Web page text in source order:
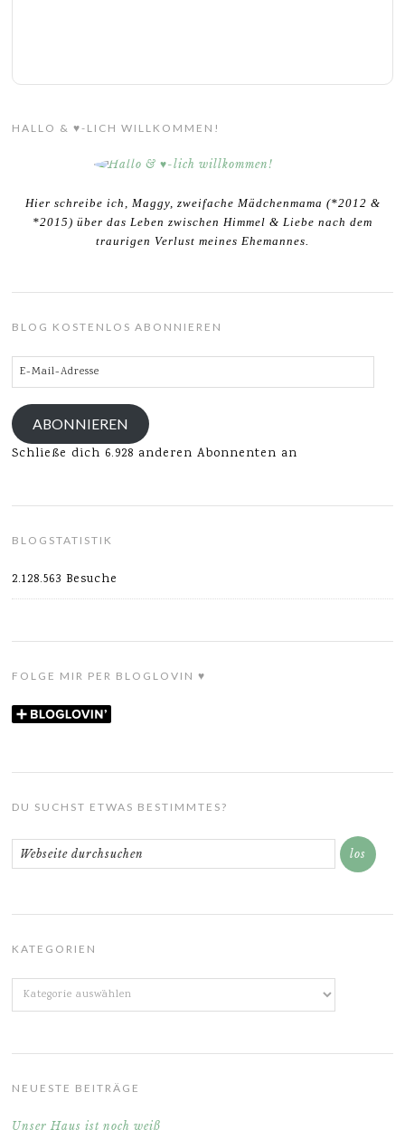
HALLO & ♥-LICH WILLKOMMEN!
Hier schreibe ich, Maggy, zweifache Mädchenmama (*2012 &
*2015) über das Leben zwischen Himmel & Liebe nach dem
traurigen Verlust meines Ehemannes.
BLOG KOSTENLOS ABONNIEREN
E-
Mail-
Adresse
ABONNIEREN
Schließe dich 6.928 anderen Abonnenten an
BLOGSTATISTIK
2.128.563 Besuche
FOLGE MIR PER BLOGLOVIN ♥
DU SUCHST ETWAS BESTIMMTES?
KATEGORIEN
Kategorien
NEUESTE BEITRÄGE
Unser Haus ist noch weiß